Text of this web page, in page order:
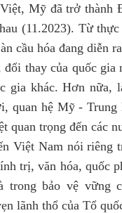
Mỹ đã trở thành
(11.2023). Từ thực
cầu hóa đang diễn
đổi thay của quốc gia
gia khác. Hơn nữa,
quan hệ Mỹ - Trung
quan trọng đến các
Việt Nam nói riêng
trị, văn hóa, quốc
trong bảo vệ vững
lãnh thổ của Tổ